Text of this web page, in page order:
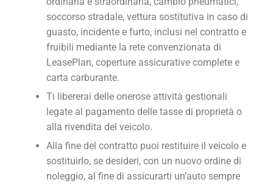
soccorso stradale, vettura sostitutiva in caso di
guasto, incidente e furto, inclusi nel contratto e
fruibili mediante la rete convenzionata di
LeasePlan, coperture assicurative complete e
carta carburante.
Ti libererai delle onerose attività gestionali
legate al pagamento delle tasse di proprietà o
alla rivendita del veicolo.
Alla fine del contratto puoi restituire il veicolo e
sostituirlo, se desideri, con un nuovo ordine di
noleggio, al fine di assicurarti un’auto sempre